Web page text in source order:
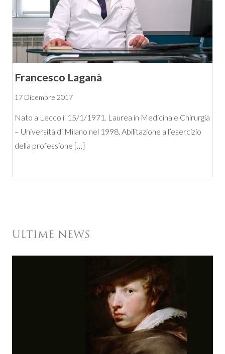
Francesco Laganà
17 Dicembre 2017
Nato a Lecco il 15/1/1971. Laurea in Medicina e Chirurgia
– Università di Milano nel 1998. Abilitazione all’esercizio
della professione […]
ULTIME NEWS